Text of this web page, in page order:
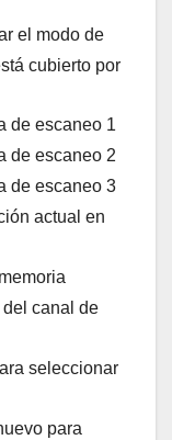
el modo de
cubierto por
de escaneo 1
de escaneo 2
de escaneo 3
actual en
canal de
seleccionar
para